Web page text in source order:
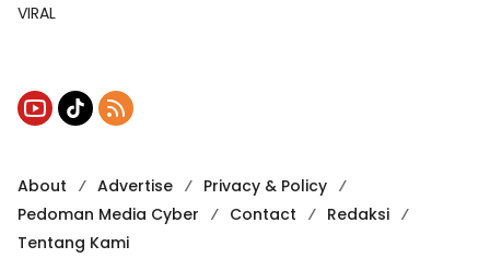
VIRAL
About Advertise
Privacy & Policy
Pedoman Media Cyber
Contact
Redaksi
Tentang Kami